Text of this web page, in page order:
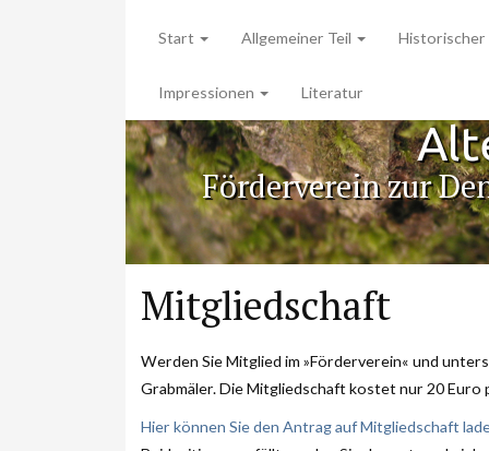
Start Allgemeiner Teil Historischer
Impressionen Literatur
Förderverein zur
Mitgliedschaft
Werden Sie Mitglied im »Förderverein« und
Grabmäler. Die Mitgliedschaft kostet nur 20 Euro
Hier können Sie den Antrag auf Mitgliedschaft